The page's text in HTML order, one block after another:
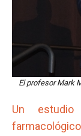
El profesor Mark
Un